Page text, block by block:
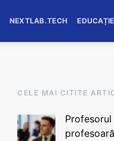
NEXTLAB.TECH
CELE MAI CITITE
Profesorul